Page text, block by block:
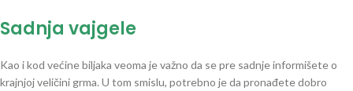
Sadnja vajgele
Kao i kod većine biljaka veoma je važno da se pre sadnje informišete o
krajnjoj veličini grma. U tom smislu, potrebno je da pronađete dobro